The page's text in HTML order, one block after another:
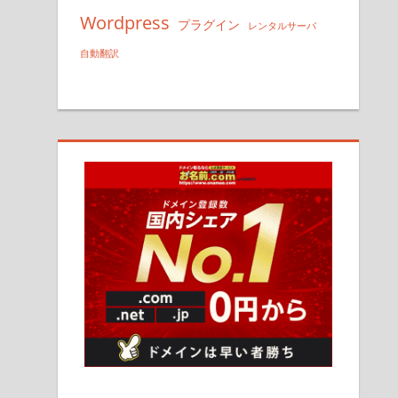
Wordpress プラグイン レンタルサーバ
自動翻訳